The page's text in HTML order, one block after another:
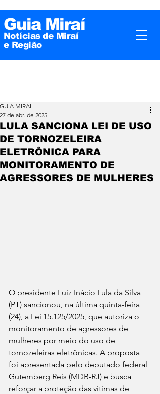
Guia Miraí
Notícias de Miraí
e Região
LULA SANCIONA LEI DE USO
DE TORNOZELEIRA
ELETRÔNICA PARA
MONITORAMENTO DE
AGRESSORES DE MULHERES
GUIA MIRAI
27 de abr. de 2025
O presidente Luiz Inácio Lula da Silva
(PT) sancionou, na última quinta-feira
(24), a Lei 15.125/2025, que autoriza o
monitoramento de agressores de
mulheres por meio do uso de
tornozeleiras eletrônicas. A proposta
foi apresentada pelo deputado federal
Gutemberg Reis (MDB-RJ) e busca
reforçar a proteção das vítimas de